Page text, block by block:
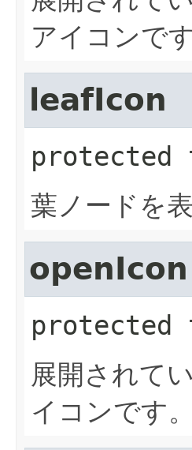
アイコンです
leafIcon
protected
葉ノードを
openIcon
protected
展開されて
イコンです。